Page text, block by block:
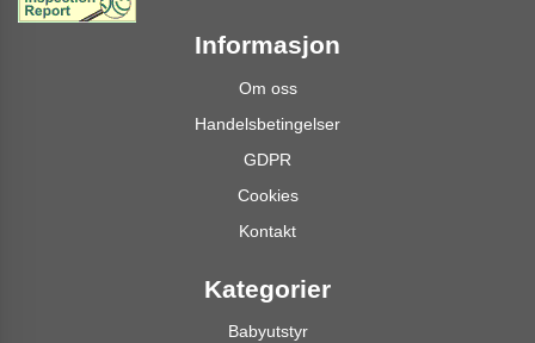
Informasjon
Om oss
Handelsbetingelser
GDPR
Cookies
Kontakt
Kategorier
Babyutstyr